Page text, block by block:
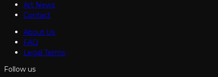
Art News
Contact
About Us
FAQ
Legal Terms
Follow us